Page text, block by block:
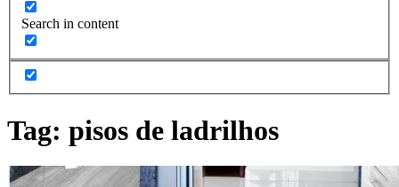
Search in content
Tag: pisos de ladrilhos